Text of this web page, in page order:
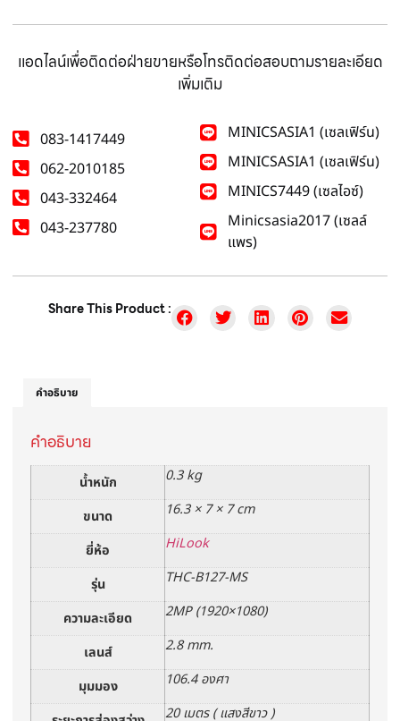
แอดไลน์เพื่อติดต่อฝ่ายขายหรือโทรติดต่อสอบถามรายละเอียด
เพิ่มเติม
083-1417449
062-2010185
043-332464
043-237780
MINICSASIA1 (เซลเฟิร์น)
MINICSASIA1 (เซลเฟิร์น)
MINICS7449 (เซลไอซ์)
Minicsasia2017 (เซลล์
แพร)
Share This Product :
คำอธิบาย
คำอธิบาย
น้ำหนัก 0.3 kg
ขนาด 16.3 × 7 × 7 cm
ยี่ห้อ HiLook
รุ่น THC-B127-MS
ความละเอียด 2MP (1920×1080)
เลนส์ 2.8 mm.
มุมมอง 106.4 องศา
20 เมตร ( แสงสีขาว )